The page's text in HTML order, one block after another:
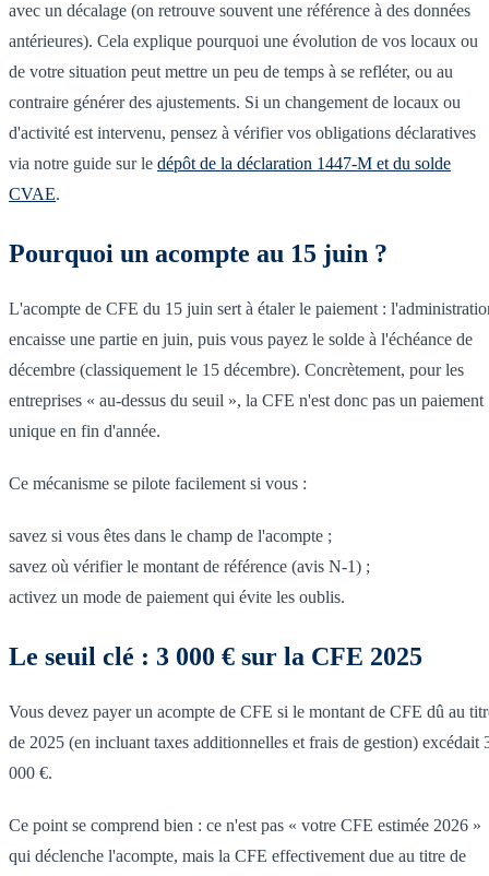
avec un décalage (on retrouve souvent une référence à des données
antérieures). Cela explique pourquoi une évolution de vos locaux ou
de votre situation peut mettre un peu de temps à se refléter, ou au
contraire générer des ajustements. Si un changement de locaux ou
d'activité est intervenu, pensez à vérifier vos obligations déclaratives
via notre guide sur le dépôt de la déclaration 1447-M et du solde
CVAE.
Pourquoi un acompte au 15 juin ?
L'acompte de CFE du 15 juin sert à étaler le paiement :
encaisse une partie en juin, puis vous payez le solde à l'échéance de
décembre (classiquement le 15 décembre). Concrètement, pour les
entreprises « au-dessus du seuil », la CFE n'est donc pas un paiement
unique en fin d'année.
Ce mécanisme se pilote facilement si vous :
savez si vous êtes dans le champ de l'acompte ;
savez où vérifier le montant de référence (avis N-1) ;
activez un mode de paiement qui évite les oublis.
Le seuil clé : 3 000 € sur la CFE 2025
Vous devez payer un acompte de CFE si le montant de CFE dû au
de 2025 (en incluant taxes additionnelles et frais de gestion) excédait
000 €.
Ce point se comprend bien : ce n'est pas « votre CFE estimée 2026 »
qui déclenche l'acompte, mais la CFE effectivement due au titre de